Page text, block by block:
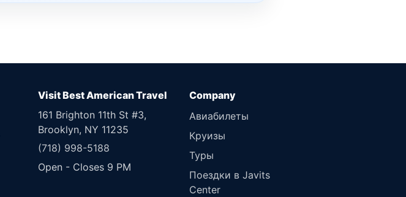
Visit Best American Travel
161 Brighton 11th St #3,
Brooklyn, NY 11235
(718) 998-5188
Open - Closes 9 PM
Авиабилеты
Круизы
Туры
Поездки в Javits
Center